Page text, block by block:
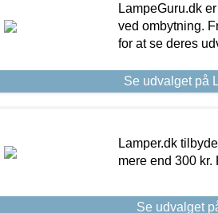
LampeGuru.dk
ved ombytning.
for at se deres
Se udvalget på
Lamper.dk
mere end 300 kr.
Se udvalget